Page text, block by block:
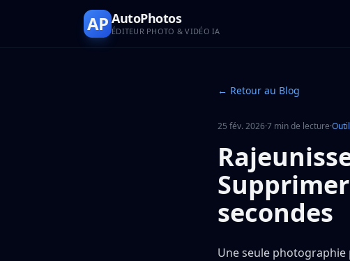
AP AutoPhotos
ÉDITEUR PHOTO & VIDÉO IA
← Retour au Blog
25 fév. 2026·7 min de lecture·
secondes
Une seule